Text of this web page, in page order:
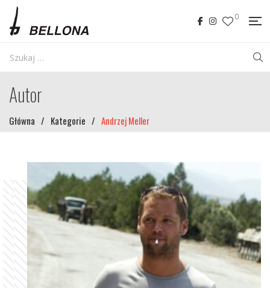
0
Autor
Główna / Kategorie / Andrzej Meller